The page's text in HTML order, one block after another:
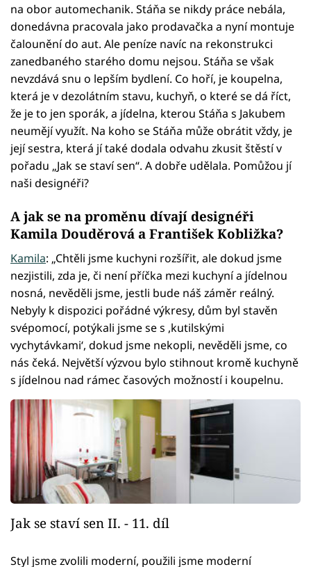
na obor automechanik. Stáňa se nikdy práce nebála,
donedávna pracovala jako prodavačka a nyní montuje
čalounění do aut. Ale peníze navíc na rekonstrukci
zanedbaného starého domu nejsou. Stáňa se však
nevzdává snu o lepším bydlení. Co hoří, je koupelna,
která je v dezolátním stavu, kuchyň, o které se dá říct,
že je to jen sporák, a jídelna, kterou Stáňa s Jakubem
neumějí využít. Na koho se Stáňa může obrátit vždy, je
její sestra, která jí také dodala odvahu zkusit štěstí v
pořadu „Jak se staví sen“. A dobře udělala. Pomůžou jí
naši designéři?
A jak se na proměnu dívají designéři
Kamila Douděrová a František Kobližka?
Kamila: „Chtěli jsme kuchyni rozšířit, ale dokud jsme
nezjistili, zda je, či není příčka mezi kuchyní a jídelnou
nosná, nevěděli jsme, jestli bude náš záměr reálný.
Nebyly k dispozici pořádné výkresy, dům byl stavěn
svépomocí, potýkali jsme se s ,kutilskými
vychytávkami‘, dokud jsme nekopli, nevěděli jsme, co
nás čeká. Největší výzvou bylo stihnout kromě kuchyně
s jídelnou nad rámec časových možností i koupelnu.
Jak se staví sen II. - 11. díl
Styl jsme zvolili moderní, použili jsme moderní